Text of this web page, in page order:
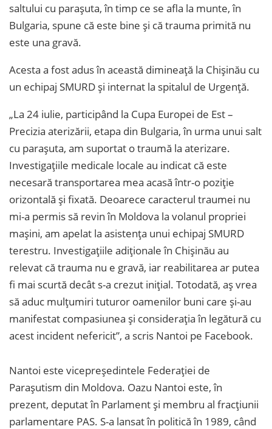
saltului cu parașuta, în timp ce se afla la munte, în
Bulgaria, spune că este bine și că trauma primită nu
este una gravă.
Acesta a fost adus în această dimineață la Chișinău cu
un echipaj SMURD și internat la spitalul de Urgență.
„La 24 iulie, participând la Cupa Europei de Est –
Precizia aterizării, etapa din Bulgaria, în urma unui salt
cu parașuta, am suportat o traumă la aterizare.
Investigațiile medicale locale au indicat că este
necesară transportarea mea acasă într-o poziție
orizontală și fixată. Deoarece caracterul traumei nu
mi-a permis să revin în Moldova la volanul propriei
mașini, am apelat la asistența unui echipaj SMURD
terestru. Investigațiile adiționale în Chișinău au
relevat că trauma nu e gravă, iar reabilitarea ar putea
fi mai scurtă decât s-a crezut inițial. Totodată, aș vrea
să aduc mulțumiri tuturor oamenilor buni care și-au
manifestat compasiunea și consideraţia în legătură cu
acest incident nefericit”, a scris Nantoi pe Facebook.
Nantoi este vicepreședintele Federației de
Parașutism din Moldova. Oazu Nantoi este, în
prezent, deputat în Parlament și membru al fracțiunii
parlamentare PAS. S-a lansat în politică în 1989, când